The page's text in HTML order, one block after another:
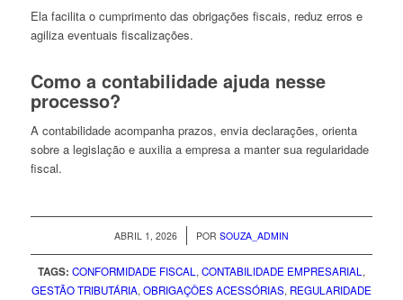
Ela facilita o cumprimento das obrigações fiscais, reduz erros e
agiliza eventuais fiscalizações.
Como a contabilidade ajuda nesse
processo?
A contabilidade acompanha prazos, envia declarações, orienta
sobre a legislação e auxilia a empresa a manter sua regularidade
fiscal.
ABRIL 1, 2026
/ POR SOUZA_ADMIN
TAGS: CONFORMIDADE FISCAL , CONTABILIDADE EMPRESARIAL ,
GESTÃO TRIBUTÁRIA, OBRIGAÇÕES ACESSÓRIAS, REGULARIDADE